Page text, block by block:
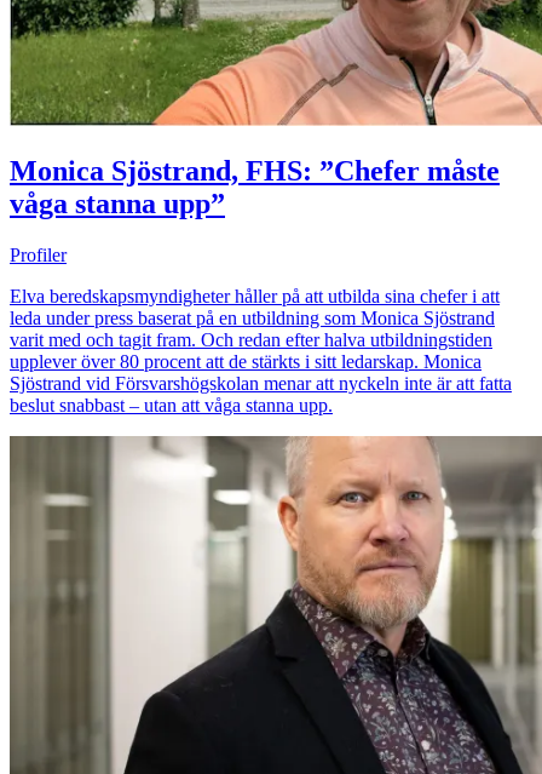
Monica Sjöstrand, FHS: ”Chefer måste
våga stanna upp”
Profiler
Elva beredskapsmyndigheter håller på att utbilda sina chefer i att
leda under press baserat på en utbildning som Monica Sjöstrand
varit med och tagit fram. Och redan efter halva utbildningstiden
upplever över 80 procent att de stärkts i sitt ledarskap. Monica
Sjöstrand vid Försvarshögskolan menar att nyckeln inte är att fatta
beslut snabbast – utan att våga stanna upp.